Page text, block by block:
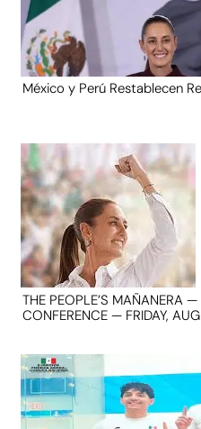
México y Perú Restablecen
THE PEOPLE’S MAÑANERA
CONFERENCE — FRIDAY,